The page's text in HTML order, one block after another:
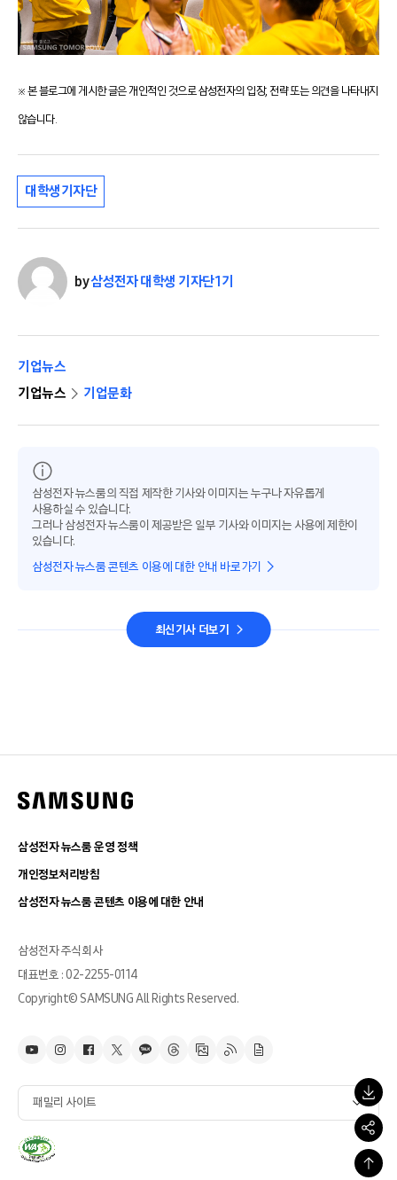
※ 본 블로그에 게시한 글은 개인적인 것으로 삼성전자의 입장, 전략 또는 의견을 나타내지
않습니다.
대학생기자단
by삼성전자 대학생 기자단 1기
기업뉴스
기업뉴스
기업문화
삼성전자 뉴스룸의 직접 제작한 기사와 이미지는 누구나 자유롭게
사용하실 수 있습니다.
그러나 삼성전자 뉴스룸이 제공받은 일부 기사와 이미지는 사용에 제한이
있습니다.
삼성전자 뉴스룸 콘텐츠 이용에 대한 안내 바로가기
최신기사 더보기
삼성전자 뉴스룸 운영 정책
개인정보처리방침
삼성전자 뉴스룸 콘텐츠 이용에 대한 안내
삼성전자 주식회사
대표번호 : 02-2255-0114
Copyright© SAMSUNG All Rights Reserved.
패밀리 사이트